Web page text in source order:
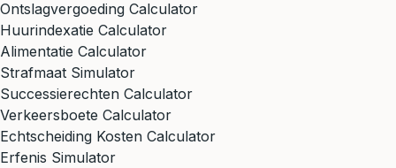
Ontslagvergoeding Calculator
Huurindexatie Calculator
Alimentatie Calculator
Strafmaat Simulator
Successierechten Calculator
Verkeersboete Calculator
Echtscheiding Kosten Calculator
Erfenis Simulator